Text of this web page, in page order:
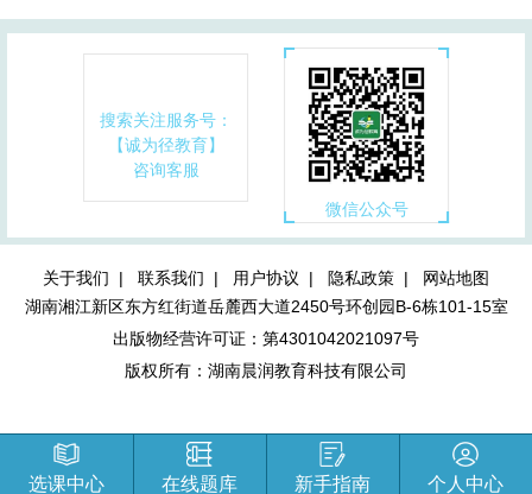
搜索关注服务号：
【诚为径教育】
咨询客服
微信公众号
关于我们 | 联系我们 | 用户协议 | 隐私政策 |
网站地图
湖南湘江新区东方红街道岳麓西大道2450号环创园B-6栋101-15室
出版物经营许可证：第4301042021097号
版权所有：湖南晨润教育科技有限公司
选课中心 在线题库 新手指南 个人中心